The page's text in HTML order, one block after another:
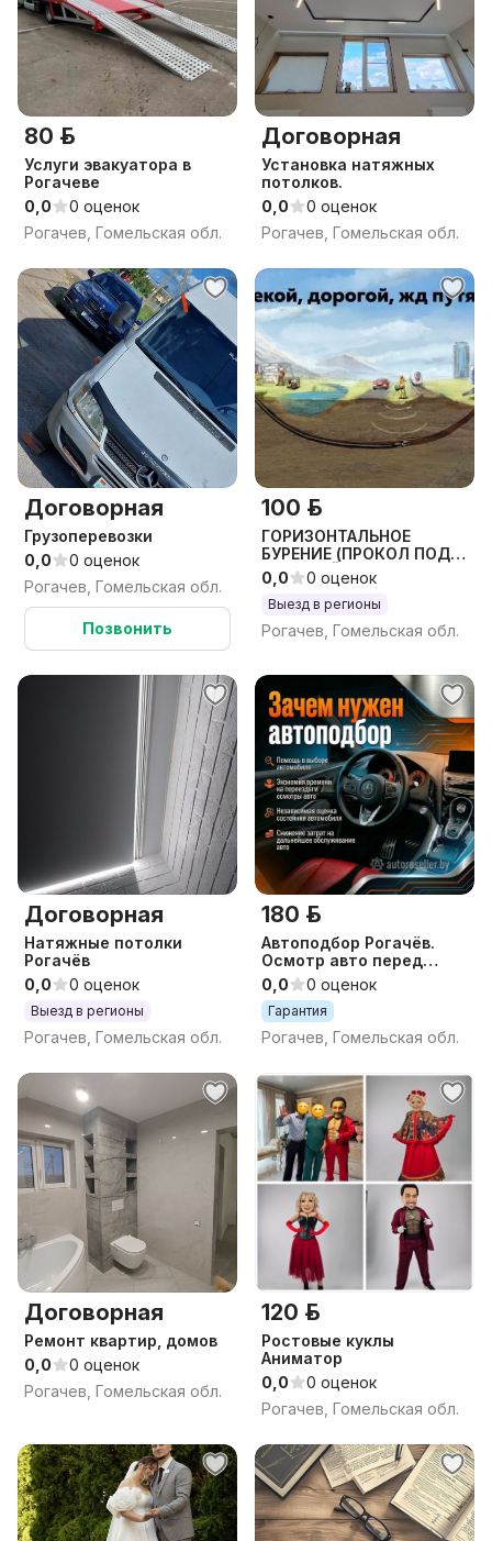
80 р.
Услуги эвакуатора в
Рогачеве
0,0
0 оценок
Рогачев, Гомельская обл.
Договорная
Установка натяжных
потолков.
0,0
0 оценок
Рогачев, Гомельская обл.
Договорная
Грузоперевозки
0,0
0 оценок
Рогачев, Гомельская обл.
Позвонить
100 р.
ГОРИЗОНТАЛЬНОЕ
БУРЕНИЕ (ПРОКОЛ ПОД
ДОРОГОЙ) ГНБ
0,0 0 оценок
Выезд в регионы
Рогачев, Гомельская обл.
Договорная
Натяжные потолки
Рогачёв
0,0
0 оценок
Выезд в регионы
Рогачев, Гомельская обл.
180 р.
Автоподбор Рогачёв.
Осмотр авто перед
покупкой
0,0 0 оценок
Гарантия
Рогачев, Гомельская обл.
Договорная
Ремонт квартир, домов
0,0
0 оценок
Рогачев, Гомельская обл.
120 р.
Ростовые куклы
Аниматор
0,0
0 оценок
Рогачев, Гомельская обл.